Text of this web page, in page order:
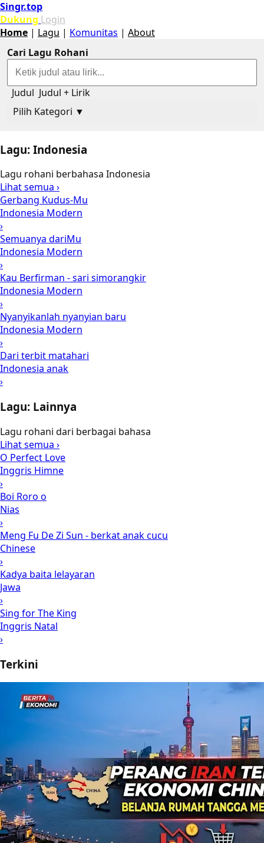
Singr.top
Dukung Login
Home | Lagu | Komunitas | About
Cari Lagu Rohani
Judul Judul + Lirik
Pilih Kategori ▼
Lagu: Indonesia
Lagu rohani berbahasa Indonesia
Lihat semua ›
Gerbang Kudus-Mu
Indonesia Modern
›
Semuanya dariMu
Indonesia Modern
›
Kau Berfirman - sari simorangkir
Indonesia Modern
›
Nyanyikanlah nyanyian baru
Indonesia Modern
›
Dari terbit matahari
Indonesia anak
›
Lagu: Lainnya
Lagu rohani dari berbagai bahasa
Lihat semua ›
O Perfect Love
Inggris Himne
›
Boi Roro o
Nias
›
Meng Fu De Zi Sun - berkat anak cucu
Chinese
›
Kadya baita lelayaran
Jawa
›
Sing for The King
Inggris Natal
›
Terkini